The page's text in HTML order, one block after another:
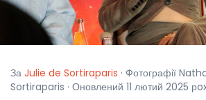
За Julie de Sortiraparis · Фотографії
Sortiraparis · Оновлений 11 лютий 2025